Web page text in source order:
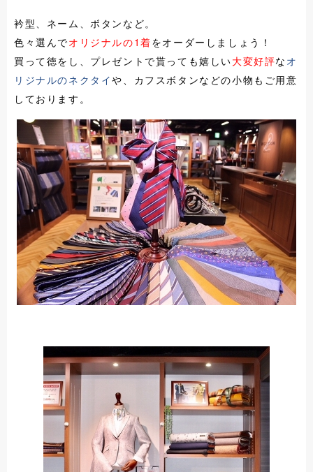
衿型、ネーム、ボタンなど。
色々選んでオリジナルの1着をオーダーしましょう！
買って徳をし、プレゼントで貰っても嬉しい大変好評な オ
リジナルのネクタイや、カフスボタンなどの小物もご用意
しております。